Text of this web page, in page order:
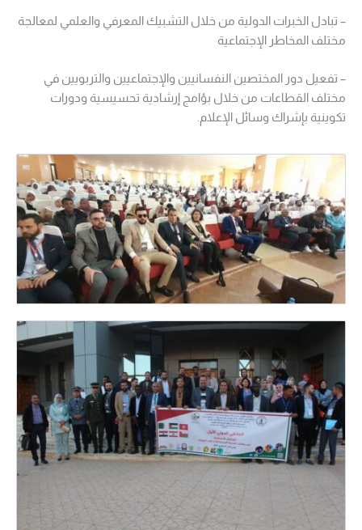
– تبادل الخبرات الدولية من خلال التشبيك المعرفي والعلمي لمعالجة
مختلف المخاطر الإجتماعية
– تفعيل دور المختصين النفسانيين والإجتماعيين والتربويين في
مختلف القطاعات من خلال بؤامج إرشادية تحسيسية ودورات
تكوينية بإشراك وسائل الإعلام.